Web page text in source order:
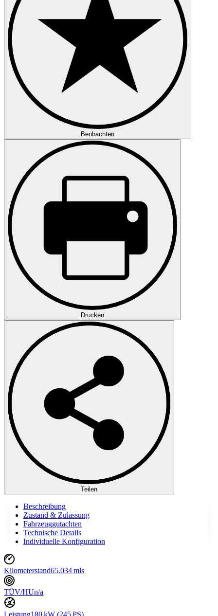
Beobachten
Drucken
Teilen
Beschreibung
Zustand & Zulassung
Fahrzeuggutachten
Technische Details
Individuelle Konfiguration
Kilometerstand65.034 mls
TÜV/HUn/a
Leistung180 kW (245 PS)